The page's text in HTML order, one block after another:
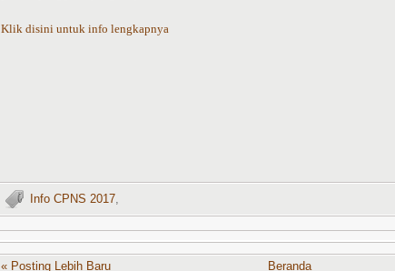
Klik disini untuk info lengkapnya
Info CPNS 2017,
« Posting Lebih Baru Beranda